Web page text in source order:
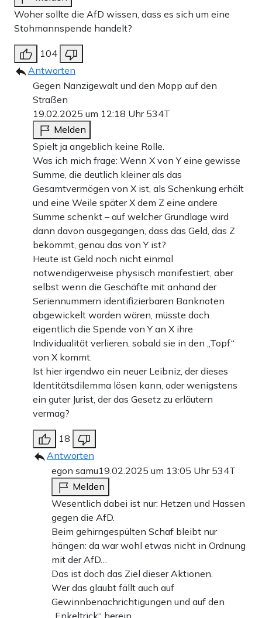
Woher sollte die AfD wissen, dass es sich um eine
Stohmannspende handelt?
104
Antworten
Gegen Nanzigewalt und den Mopp auf den
Straßen
19.02.2025 um 12:18 Uhr 534T
Melden
Spielt ja angeblich keine Rolle.
Was ich mich frage: Wenn X von Y eine gewisse
Summe, die deutlich kleiner als das
Gesamtvermögen von X ist, als Schenkung erhält
und eine Weile später X dem Z eine andere
Summe schenkt – auf welcher Grundlage wird
dann davon ausgegangen, dass das Geld, das Z
bekommt, genau das von Y ist?
Heute ist Geld noch nicht einmal
notwendigerweise physisch manifestiert, aber
selbst wenn die Geschäfte mit anhand der
Seriennummern identifizierbaren Banknoten
abgewickelt worden wären, müsste doch
eigentlich die Spende von Y an X ihre
Individualität verlieren, sobald sie in den „Topf“
von X kommt.
Ist hier irgendwo ein neuer Leibniz, der dieses
Identitätsdilemma lösen kann, oder wenigstens
ein guter Jurist, der das Gesetz zu erläutern
vermag?
18
Antworten
egon samu19.02.2025 um 13:05 Uhr 534T
Melden
Wesentlich dabei ist nur: Hetzen und Hassen
gegen die AfD.
Beim gehirngespülten Schaf bleibt nur
hängen: da war wohl etwas nicht in Ordnung
mit der AfD…
Das ist doch das Ziel dieser Aktionen.
Wer das glaubt fällt auch auf
Gewinnbenachrichtigungen und auf den